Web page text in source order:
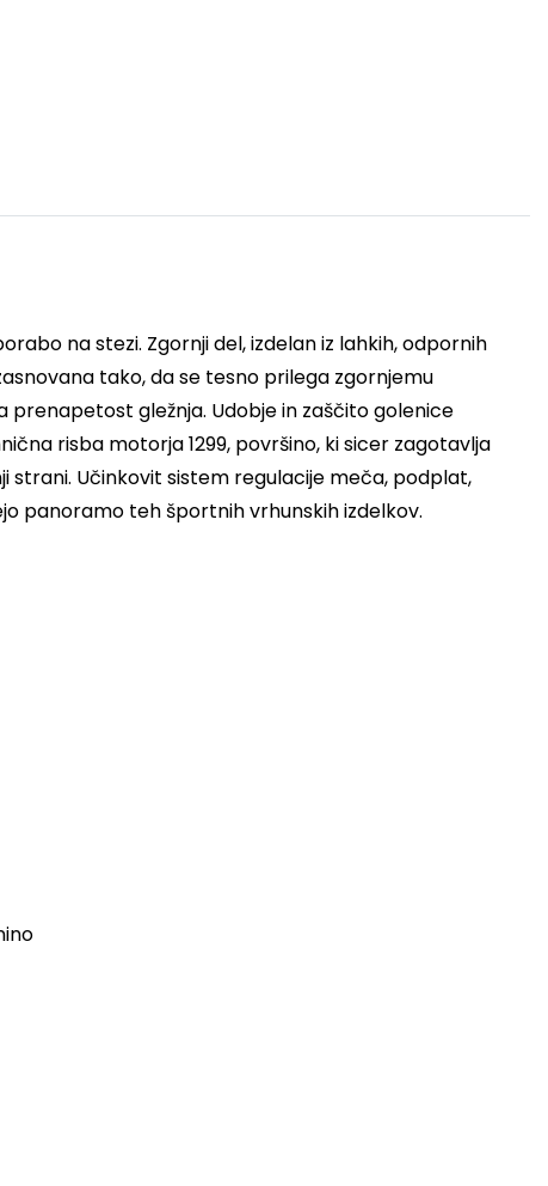
na stezi. Zgornji del, izdelan iz lahkih, odpornih
tako, da se tesno prilega zgornjemu
prenapetost gležnja. Udobje in zaščito golenice
risba motorja 1299, površino, ki sicer zagotavlja
strani. Učinkovit sistem regulacije meča, podplat,
panoramo teh športnih vrhunskih izdelkov.